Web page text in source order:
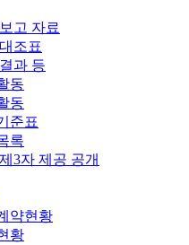
고 자료
조표
과 등
동
동
준표
록
3자 제공 공개
약현황
황